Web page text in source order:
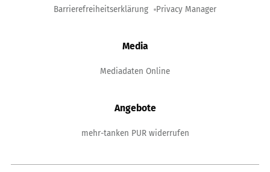
Barrierefreiheitserklärung Privacy Manager
Media
Mediadaten Online
Angebote
mehr-tanken PUR widerrufen